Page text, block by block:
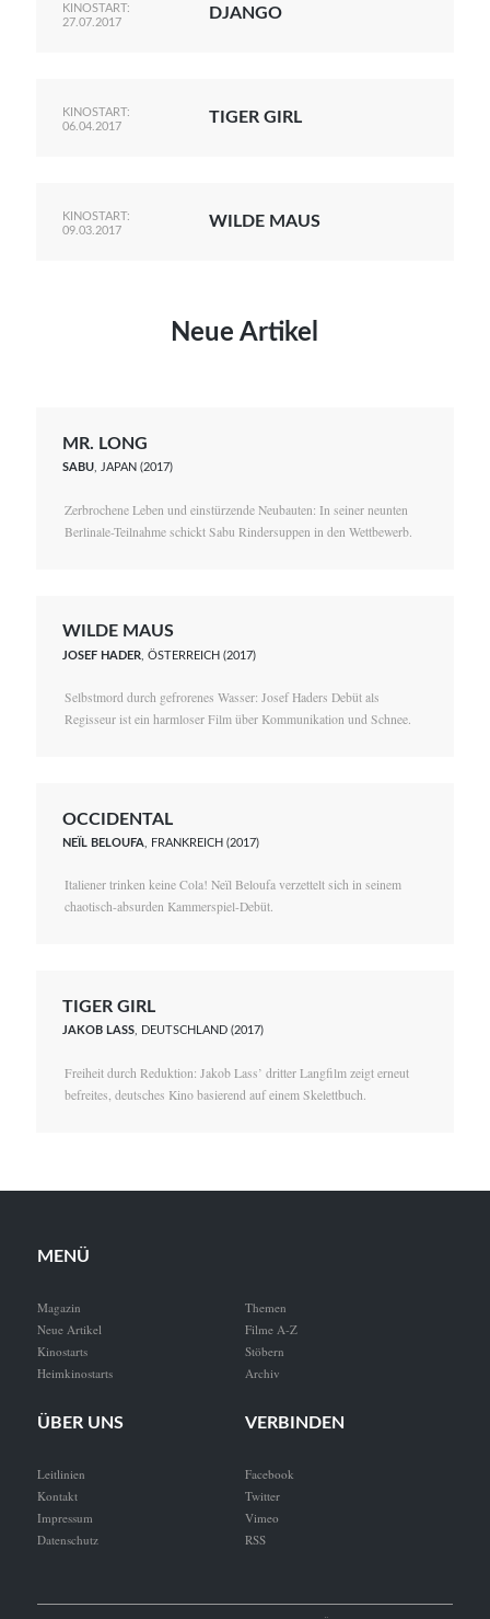
KINOSTART:
27.07.2017
DJANGO
KINOSTART:
06.04.2017
TIGER GIRL
KINOSTART:
09.03.2017
WILDE MAUS
Neue Artikel
MR. LONG
SABU, JAPAN (2017)
Zerbrochene Leben und einstürzende Neubauten: In seiner neunten
Berlinale-Teilnahme schickt Sabu Rindersuppen in den Wettbewerb.
WILDE MAUS
JOSEF HADER , ÖSTERREICH (2017)
Selbstmord durch gefrorenes Wasser: Josef Haders Debüt als
Regisseur ist ein harmloser Film über Kommunikation und Schnee.
OCCIDENTAL
NEÏL BELOUFA , FRANKREICH (2017)
Italiener trinken keine Cola! Neïl Beloufa verzettelt sich in seinem
chaotisch-absurden Kammerspiel-Debüt.
TIGER GIRL
JAKOB LASS, DEUTSCHLAND (2017)
Freiheit durch Reduktion: Jakob Lass’ dritter Langfilm zeigt erneut
befreites, deutsches Kino basierend auf einem Skelettbuch.
MENÜ
Magazin
Neue Artikel
Kinostarts
Heimkinostarts
Themen
Filme A-Z
Stöbern
Archiv
ÜBER UNS
Leitlinien
Kontakt
Impressum
Datenschutz
VERBINDEN
Facebook
Twitter
Vimeo
RSS